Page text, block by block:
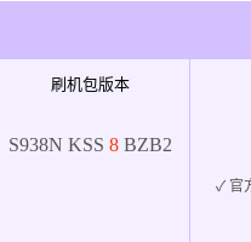
刷机包版本
S938N KSS 8 BZB2
✓ 官